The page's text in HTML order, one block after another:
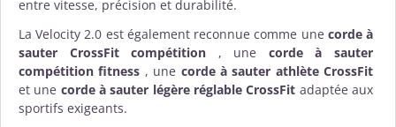
entre vitesse, précision et durabilité.
La Velocity 2.0 est également reconnue comme une corde à
sauter CrossFit compétition , une corde à sauter
compétition fitness , une corde à sauter athlète CrossFit
et une corde à sauter légère réglable CrossFit adaptée aux
sportifs exigeants.